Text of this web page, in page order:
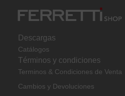
Descargas
Catálogos
Términos y condiciones
Terminos & Condiciones de Venta
Cambios y Devoluciones